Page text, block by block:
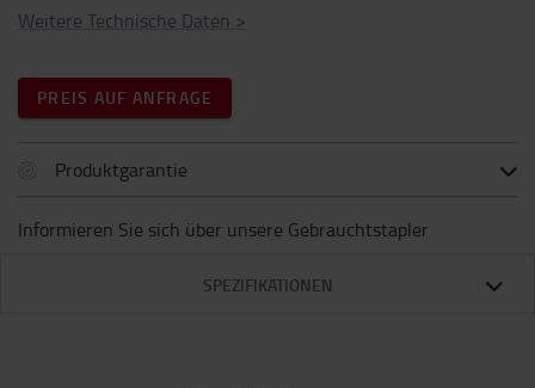
Weitere Technische Daten >
PREIS AUF ANFRAGE
Produktgarantie
Informieren Sie sich über unsere Gebrauchtstapler
SPEZIFIKATIONEN